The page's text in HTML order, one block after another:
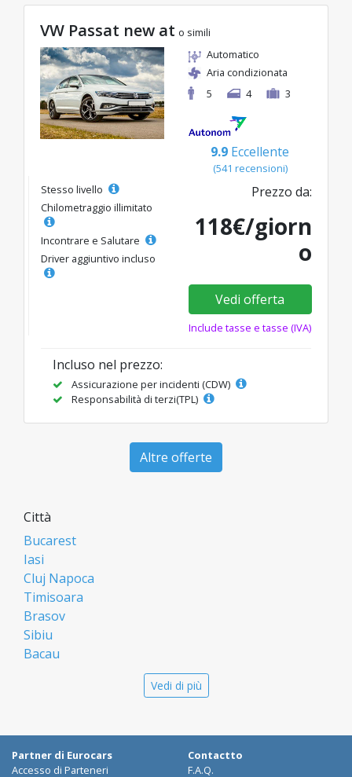
VW Passat new at o simili
Automatico
Aria condizionata
5
4 3
9.9 Eccellente
(541 recensioni)
Stesso livello
Chilometraggio illimitato
Incontrare e Salutare
Driver aggiuntivo incluso
Prezzo da:
118€/giorn
o
Vedi offerta
Include tasse e tasse (IVA)
Incluso nel prezzo:
Assicurazione per incidenti (CDW)
Responsabilità di terzi(TPL)
Altre offerte
Città
Bucarest
Iasi
Cluj Napoca
Timisoara
Brasov
Sibiu
Bacau
Galati
Suceava
Vedi di più
Partner di Eurocars
Accesso di Parteneri
Contactto
F.A.Q.